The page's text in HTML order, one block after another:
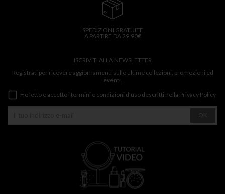
SPEDIZIONI GRATUITE
A PARTIRE DA 29.90€
ISCRIVITI ALLA NEWSLETTER
Registrati per ricevere aggiornamenti sulle ultime collezioni, promozioni ed
eventi.
Ho letto e accetto i termini e condizioni d’uso descritti nella Privacy Policy
OK